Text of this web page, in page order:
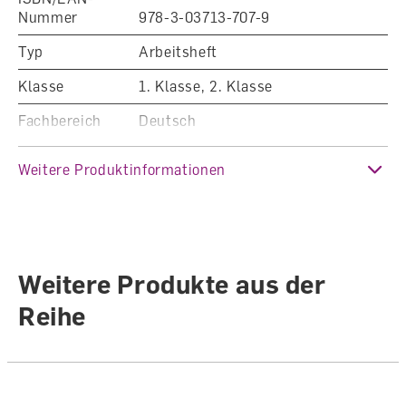
Nummer
978-3-03713-707-9
Typ
Arbeitsheft
Klasse
1. Klasse, 2. Klasse
Fachbereich
Deutsch
Anzahl Seiten
64
Einband
Weitere Produktinformationen
Weitere Produkte aus der
Reihe